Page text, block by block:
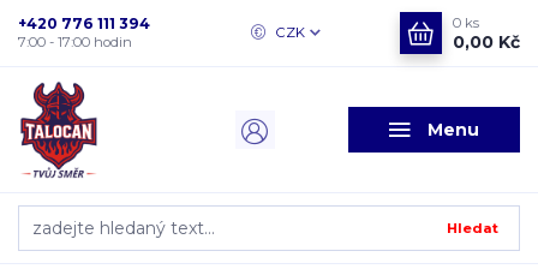
Menu
CZK
Hledat
+420 776 111 394
7:00 - 17:00 hodin
0 ks
0,00 Kč